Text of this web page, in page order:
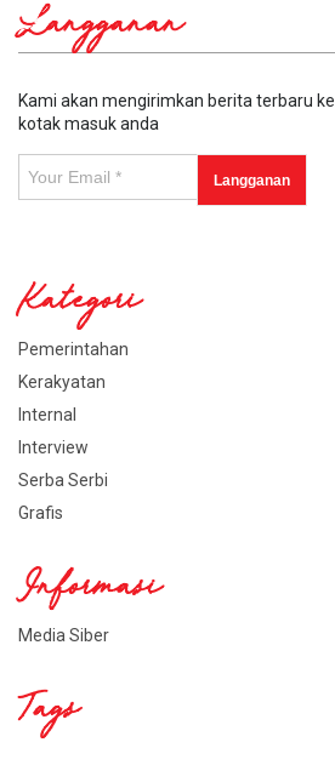
Langganan
Kami akan mengirimkan berita terbaru ke
kotak masuk anda
Kategori
Pemerintahan
Kerakyatan
Internal
Interview
Serba Serbi
Grafis
Informasi
Media Siber
Tags